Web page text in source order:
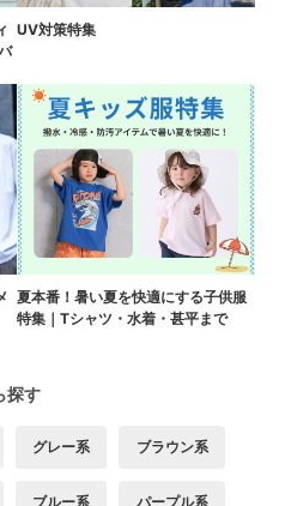
UV対策特集
夏本番！暑い夏を快適にする子供服
特集｜Tシャツ・水着・甚平まで
探す
グレー系 ブラウン系
ブルー系 パープル系